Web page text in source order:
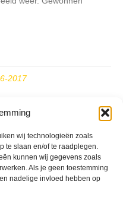
wij technologieën zoals
te slaan en/of te raadplegen.
kunnen wij gegevens zoals
Als je geen toestemming
nadelige invloed hebben op
2017